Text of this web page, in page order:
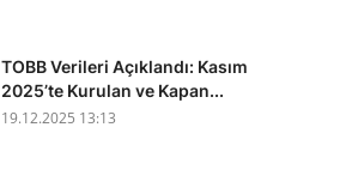
TOBB Verileri Açıklandı: Kasım
2025’te Kurulan ve Kapan...
19.12.2025 13:13